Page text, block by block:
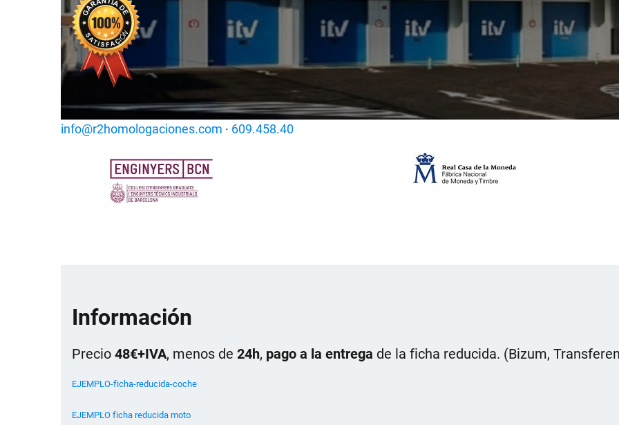
info@r2homologaciones.com · 609.458.40
Información
Precio 48€+IVA, menos de 24h, pago a la entrega de la ficha reducida. (Bizum,
EJEMPLO-ficha-reducida-coche
EJEMPLO ficha reducida moto